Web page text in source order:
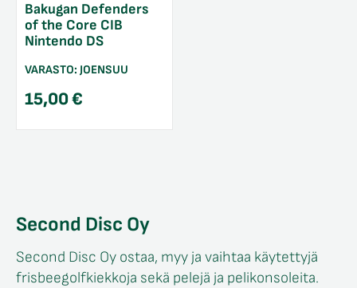
Bakugan Defenders
of the Core CIB
Nintendo DS
VARASTO: JOENSUU
15,00€
Second Disc Oy
Second Disc Oy ostaa, myy ja vaihtaa käytettyjä
frisbeegolfkiekkoja sekä pelejä ja pelikonsoleita.